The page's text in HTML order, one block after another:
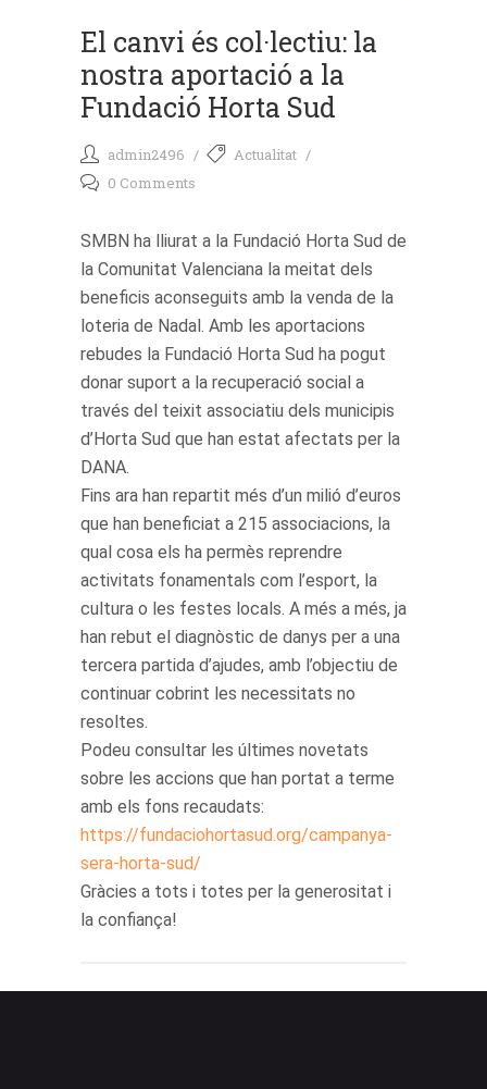
El canvi és col·lectiu: la
nostra aportació a la
Fundació Horta Sud
admin2496
Actualitat
0 Comments
SMBN ha lliurat a la Fundació Horta Sud de
la Comunitat Valenciana la meitat dels
beneficis aconseguits amb la venda de la
loteria de Nadal. Amb les aportacions
rebudes la Fundació Horta Sud ha pogut
donar suport a la recuperació social a
través del teixit associatiu dels municipis
d’Horta Sud que han estat afectats per la
DANA.
Fins ara han repartit més d’un milió d’euros
que han beneficiat a 215 associacions, la
qual cosa els ha permès reprendre
activitats fonamentals com l’esport, la
cultura o les festes locals. A més a més, ja
han rebut el diagnòstic de danys per a una
tercera partida d’ajudes, amb l’objectiu de
continuar cobrint les necessitats no
resoltes.
Podeu consultar les últimes novetats
sobre les accions que han portat a terme
amb els fons recaudats:
https://fundaciohortasud.org/campanya-
sera-horta-sud/
Gràcies a tots i totes per la generositat i
la confiança!